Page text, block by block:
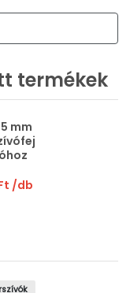
termékek
mm
/db